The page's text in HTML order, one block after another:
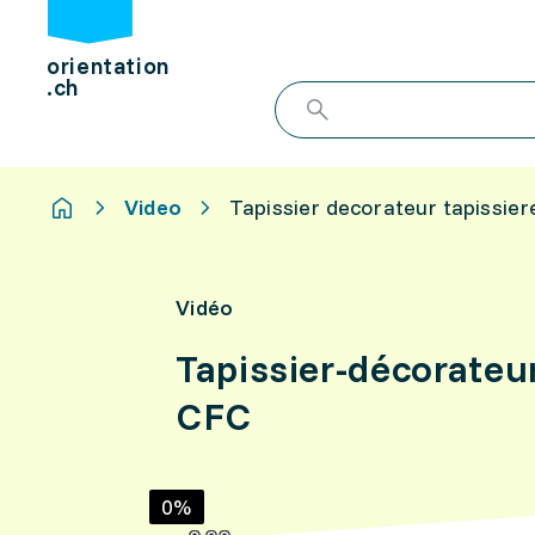
orientation
.ch
Video Tapissier decorateur
Vidéo
Tapissier-
CFC
0%